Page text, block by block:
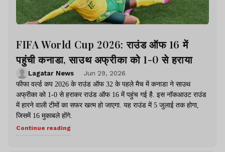
FIFA World Cup 2026: राउंड ऑफ 16 में
पहुंची कनाडा, साउथ अफ्रीका को 1-0 से हराया
Lagatar News
Jun 29, 2026
फीफा वर्ल्ड कप 2026 के राउंड ऑफ 32 के पहले मैच में कनाडा ने साउथ
अफ्रीका को 1-0 से हराकर राउंड ऑफ 16 में पहुंच गई है. इस नॉकआउट राउंड
में हारने वाली टीमों का सफर खत्म हो जाएगा. यह राउंड में 5 जुलाई तक होगा,
जिसमें 16 मुकाबले होंगे.
Continue reading